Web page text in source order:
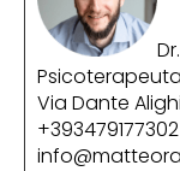
Via Dante
+393479177302